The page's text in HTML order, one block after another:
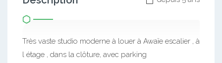
Très vaste studio moderne à louer à Awaïe escalier , à
l étage , dans la clôture, avec parking